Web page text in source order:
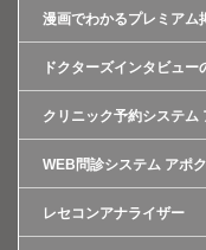
漫画でわかるプレミアム
ドクターズインタビュー
クリニック予約システム
WEB問診システム アポ
レセコンアナライザー